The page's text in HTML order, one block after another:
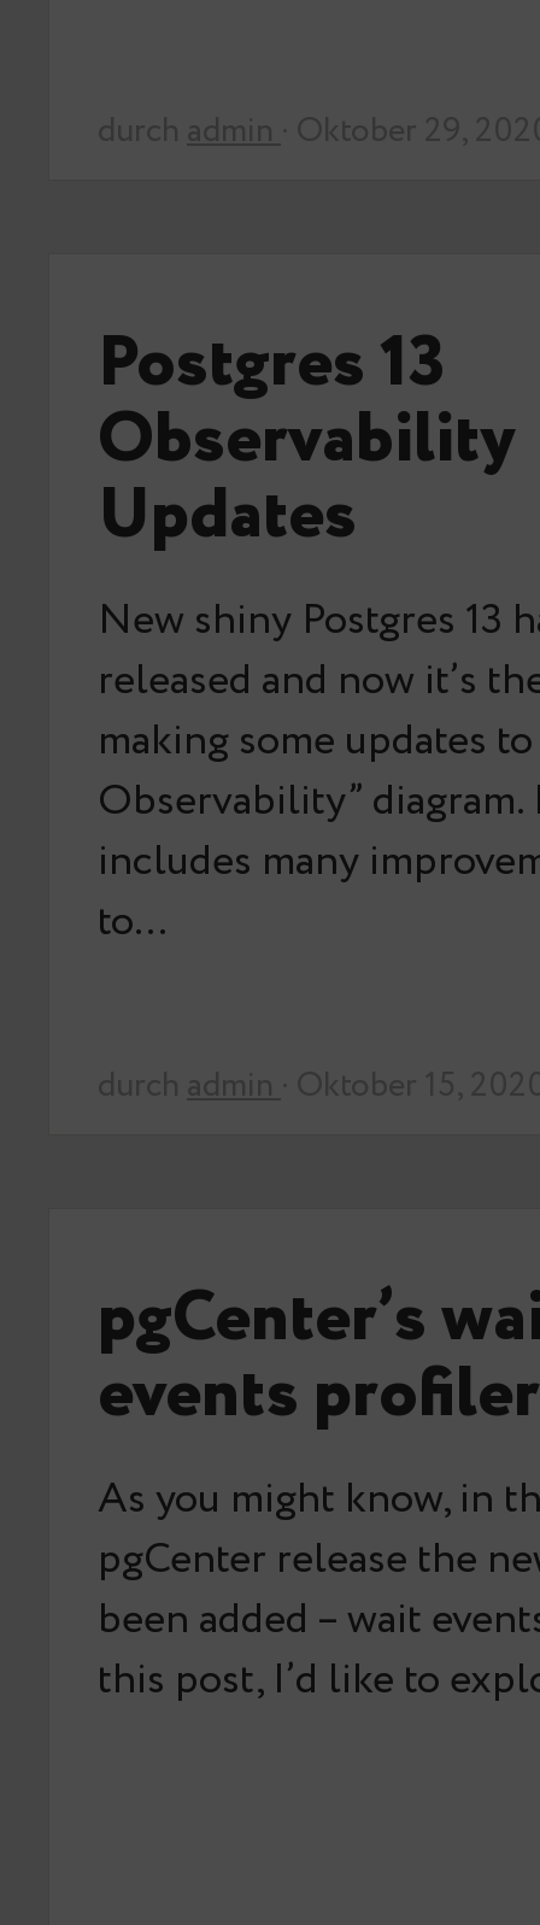
Postgres 13
Observability
Updates
New shiny Postgres 13
released and now it’s
making some updates
Observability”
includes many
to…
pgCenter’s
events profiler
As you might know, in
pgCenter release the
been added – wait
this post, I’d like to